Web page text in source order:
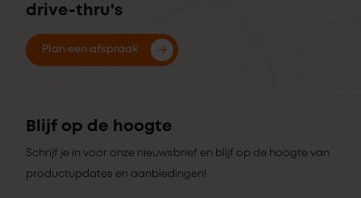
drive-thru's
Plan een afspraak
Blijf op de hoogte
Schrijf je in voor onze nieuwsbrief en blijf op de hoogte van
productupdates en aanbiedingen!